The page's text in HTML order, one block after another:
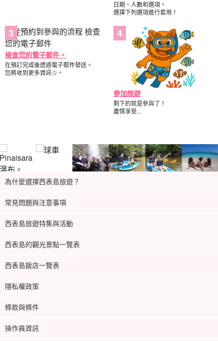
日期、人數和選項。
選擇下列選項進行套用！
檢查您的電子郵件。
在預訂完成後透過電子郵件發送。
您將收到更多資訊☆。
參加旅遊
剩下的就是參與了！
盡情享受...
為什麼選擇西表島旅遊？
常見問題與注意事項
西表島旅遊特集與活動
西表島的觀光景點一覽表
西表島飯店一覽表
隱私權政策
條款與條件
操作員資訊